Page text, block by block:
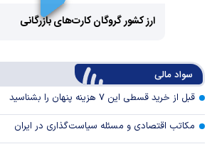
Video
ارز کشور گروگان کارت‌های بازرگانی
سواد مالی
قبل از خرید قسطی این ۷ هزینه پنهان را بشناسید
مکاتب اقتصادی و مسئله سیاست‌گذاری در ایران